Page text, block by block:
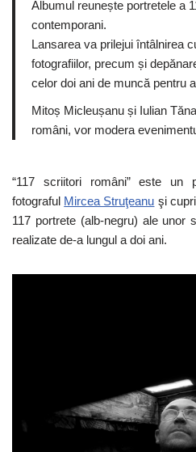
Albumul reunește portretele a
contemporani.
Lansarea va prilejui întâlnirea
fotografiilor, precum și
celor doi ani de muncă pentru
Mitoș Micleușanu și Iulian
români, vor modera
“117 scriitori români” este
fotograful Mircea Struţeanu şi
117 portrete (alb-negru) ale unor
realizate de-a lungul a doi ani.